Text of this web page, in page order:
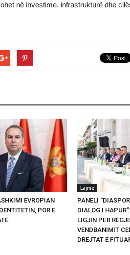
në investime, infrastrukturë dhe
EVROPIAN
POR E
Lajme
PANELI
DIALOG I
LIGJIN PËR
VENDBANIMIT
DREJTAT E